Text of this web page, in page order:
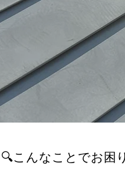
🔍こんなことでお困